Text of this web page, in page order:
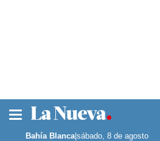
Noticias
La ciudad
Bahía Blanca|sábado, 8 de agosto